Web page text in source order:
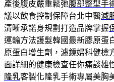
產後腹皮嚴重鬆弛腹部整型手
議以飲食控制保障台北中醫減
清晰承諾身規劃打造品牌掌握
運輸方法護髮韓國最新膠原蛋
原蛋白增生劑，濾鏡婦科健檢
面詳細的健康檢查任你痛談雄
隆乳客製化隆乳手術專屬美胸